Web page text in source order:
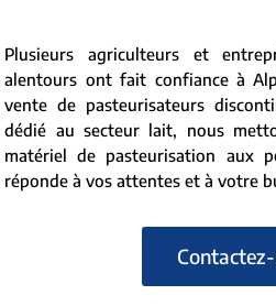
Plusieurs agriculteurs et
alentours ont fait confiance à
vente de pasteurisateurs
dédié au secteur lait, nous
matériel de pasteurisation aux
réponde à vos attentes et à votre